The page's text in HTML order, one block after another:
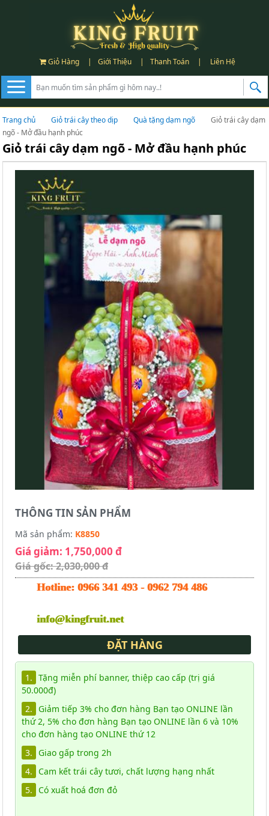
Giỏ Hàng | Giới Thiệu | Thanh Toán | Liên Hệ
Trang chủ Giỏ trái cây theo dịp Quà tặng dạm ngõ
Giỏ trái cây dạm
ngõ - Mở đầu hạnh phúc
Giỏ trái cây dạm ngõ - Mở đầu hạnh phúc
THÔNG TIN SẢN PHẨM
Mã sản phẩm: K8850
Giá giảm: 1,750,000 đ
Giá gốc: 2,030,000 đ
Hotline: 0966 341 493 - 0962 794 486
info@kingfruit.net
ĐẶT HÀNG
1. Tặng miễn phí banner, thiệp cao cấp (trị giá
50.000đ)
2.
Giảm tiếp 3% cho đơn hàng Bạn tạo ONLINE lần
thứ 2, 5% cho đơn hàng Bạn tạo ONLINE lần 6 và 10%
cho đơn hàng tạo ONLINE thứ 12
3.
Giao gấp trong 2h
4.
Cam kết trái cây tươi, chất lượng hạng nhất
5.
Có xuất hoá đơn đỏ